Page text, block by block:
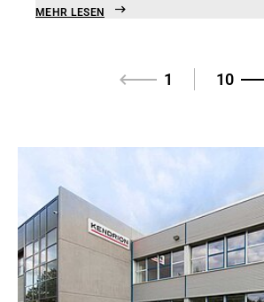
MEHR LESEN
1 10